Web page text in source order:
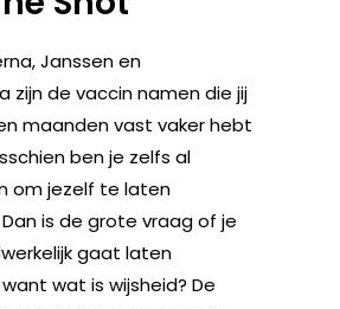
Janssen en
zijn de vaccin namen die jij
maanden vast vaker hebt
ben je zelfs al
om jezelf te laten
is de grote vraag of je
gaat laten
wat is wijsheid? De